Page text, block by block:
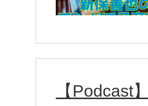
【Podcast